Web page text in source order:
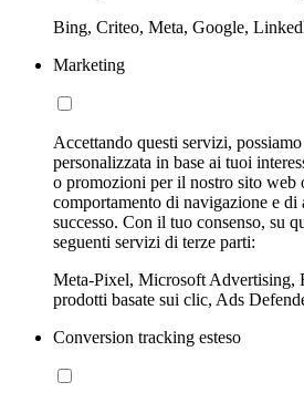
Bing, Criteo, Meta, Google,
Marketing
Accettando questi servizi,
personalizzata in base ai tuoi
o promozioni per il nostro sito web
comportamento di navigazione e di
successo. Con il tuo consenso, su
seguenti servizi di terze parti:
Meta-Pixel, Microsoft Advertising,
prodotti basate sui clic, Ads
Conversion tracking esteso